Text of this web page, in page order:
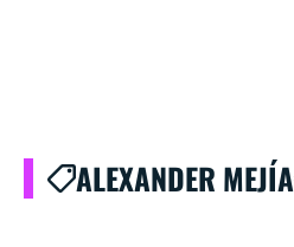
ALEXANDER MEJÍA